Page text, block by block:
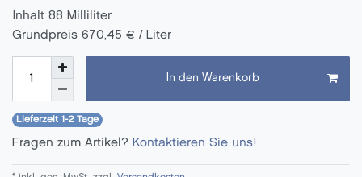
Inhalt 88 Milliliter
Grundpreis 670,45 € / Liter
In den Warenkorb
Lieferzeit 1-2 Tage
Fragen zum Artikel? Kontaktieren Sie uns!